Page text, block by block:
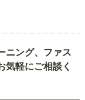
ニング、ファス
気軽にご相談く